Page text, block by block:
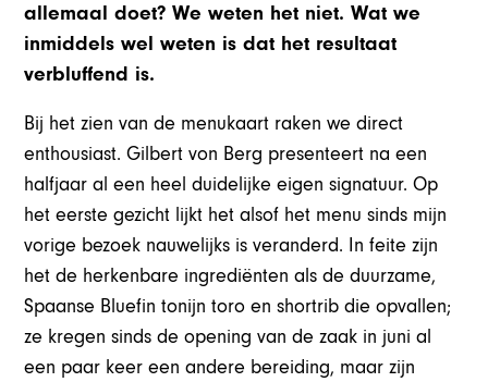
allemaal doet? We weten het niet. Wat we
inmiddels wel weten is dat het resultaat
verbluffend is.
Bij het zien van de menukaart raken we direct
enthousiast. Gilbert von Berg presenteert na een
halfjaar al een heel duidelijke eigen signatuur. Op
het eerste gezicht lijkt het alsof het menu sinds mijn
vorige bezoek nauwelijks is veranderd. In feite zijn
het de herkenbare ingrediënten als de duurzame,
Spaanse Bluefin tonijn toro en shortrib die opvallen;
ze kregen sinds de opening van de zaak in juni al
een paar keer een andere bereiding, maar zijn